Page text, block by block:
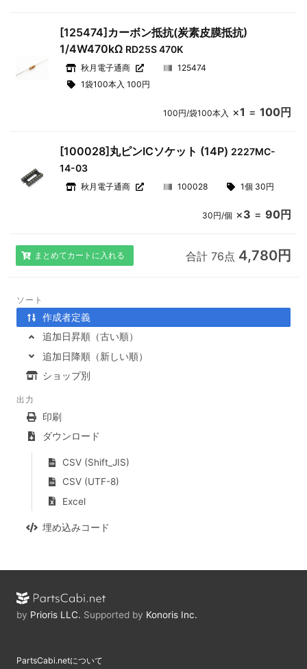
[125474]カーボン抵抗(炭素皮膜抵抗)
1/4W470kΩ RD25S 470K
秋月電子通商
125474
1袋100本入 100円
100円/袋100本入 ×1 = 100円
[100028]丸ピンICソケット (14P)2227MC-
14-03
秋月電子通商 100028 1個 30円
30円/個 ×3 = 90円
まとめてカートに入れる 合計 76点 4,780円
ソート
作成者定義
追加日昇順（古い順）
追加日降順（新しい順）
ショップ別
出力
印刷
ダウンロード
CSV (Shift_JIS)
CSV (UTF-8)
Excel
埋め込みコード
by Prioris LLC. Supported by Konoris Inc.
PartsCabi.netについて